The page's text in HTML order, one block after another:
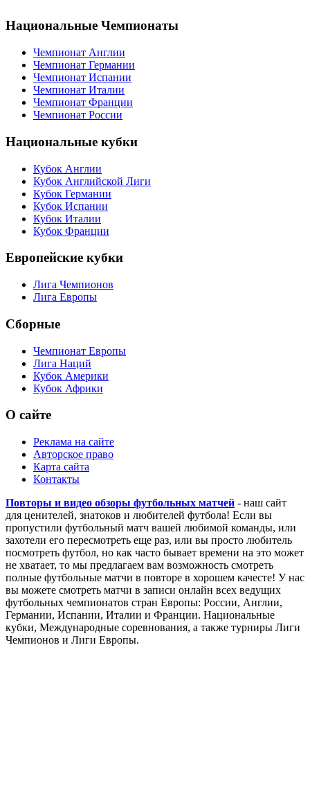
Национальные Чемпионаты
Чемпионат Англии
Чемпионат Испании
Чемпионат Франции
Чемпионат России
Национальные кубки
Кубок Англии
Кубок Английской Лиги
Кубок Германии
Кубок Италии
Кубок Франции
Европейские кубки
Лига Чемпионов
Лига Европы
Сборные
Чемпионат Европы
Кубок Америки
Кубок Африки
О сайте
Реклама на сайте
Авторское право
Карта сайта
Контакты
Повторы и видео обзоры футбольных матчей- наш сайт
для ценителей, знатоков и любителей футбола! Если вы
пропустили футбольный матч вашей любимой команды, или
захотели его пересмотреть еще раз, или вы просто любитель
посмотреть футбол, но как часто бывает времени на это может
не хватает, то мы предлагаем вам возможность смотреть
полные футбольные матчи в повторе в хорошем качесте! У нас